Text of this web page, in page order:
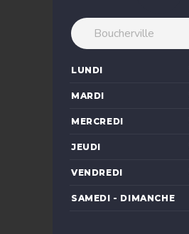
Boucherville
LUNDI
MARDI
MERCREDI
JEUDI
VENDREDI
SAMEDI - DIMANCHE